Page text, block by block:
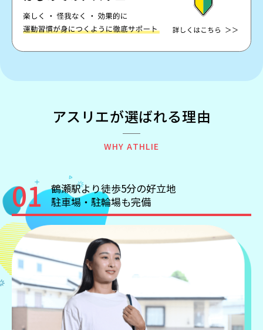
アスリエが選ばれる理由
WHY ATHLIE
01 鶴瀬駅より徒歩5分の好立地
駐車場・駐輪場も完備